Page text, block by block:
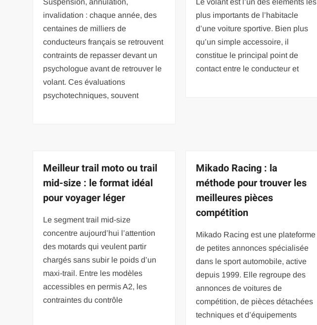
invalidation : chaque année, des
centaines de milliers de
conducteurs français se retrouvent
contraints de repasser devant un
psychologue avant de retrouver le
volant. Ces évaluations
psychotechniques, souvent
plus importants de l’habitacle
d’une voiture sportive. Bien plus
qu’un simple accessoire, il
constitue le principal point de
contact entre le conducteur et
Meilleur trail moto ou trail
mid-size : le format idéal
pour voyager léger
Le segment trail mid-size
concentre aujourd’hui l’attention
des motards qui veulent partir
chargés sans subir le poids d’un
maxi-trail. Entre les modèles
accessibles en permis A2, les
contraintes du contrôle
Mikado Racing : la
méthode pour trouver les
meilleures pièces
compétition
Mikado Racing est une plateforme
de petites annonces spécialisée
dans le sport automobile, active
depuis 1999. Elle regroupe des
annonces de voitures de
compétition, de pièces détachées
techniques et d’équipements